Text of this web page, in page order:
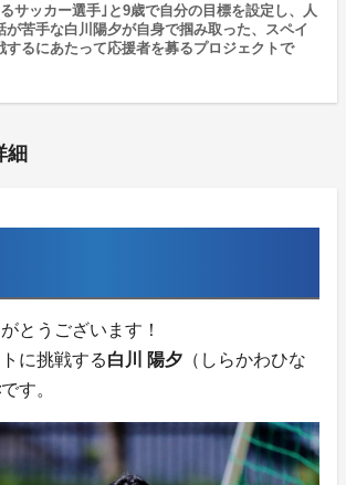
サッカー選手｣と9歳で自分の目標を設定し、人
が苦手な白川陽夕が自身で掴み取った、スペイ
するにあたって応援者を募るプロジェクトで
細
とうございます！
に挑戦する白川 陽夕 （しらかわひな
です。